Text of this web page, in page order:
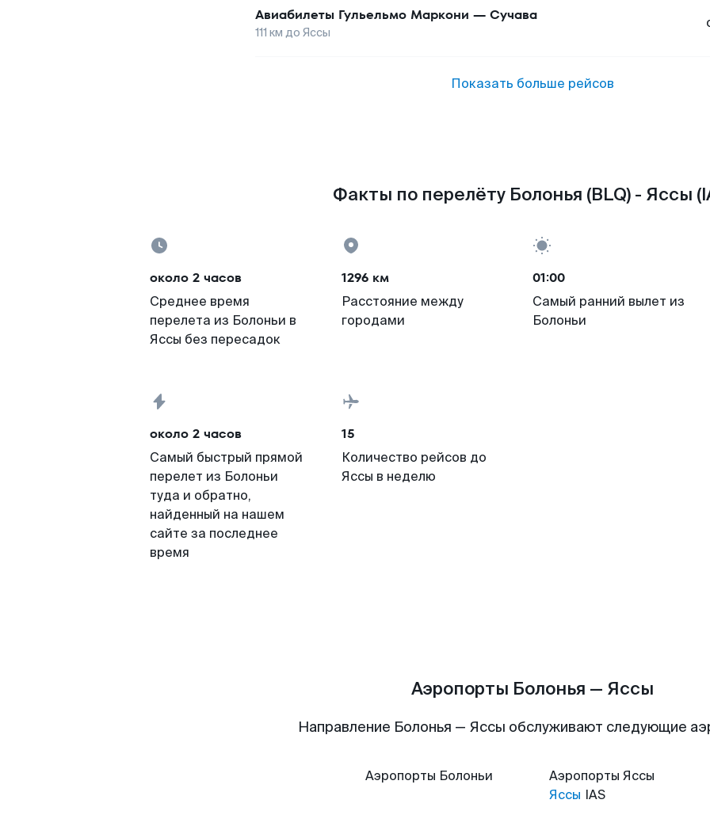
Авиабилеты Гульельмо Маркони — Сучава
111 км до Яссы
Показать больше рейсов
Факты по перелёту Болонья (BLQ) - Яссы
около 2 часов
Среднее время
перелета из Болоньи в
Яссы без пересадок
1296 км
Расстояние между
городами
01:00
Самый ранний вылет из
Болоньи
около 2 часов
Самый быстрый прямой
перелет из Болоньи
туда и обратно,
найденный на нашем
сайте за последнее
время
15
Количество рейсов до
Яссы в неделю
Аэропорты Болонья — Яссы
Направление Болонья — Яссы обслуживают следующие
Аэропорты Болоньи Аэропорты Яссы
Яссы IAS